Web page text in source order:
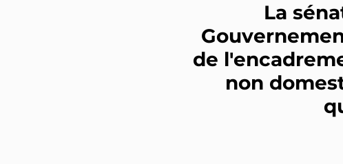
La
de
non